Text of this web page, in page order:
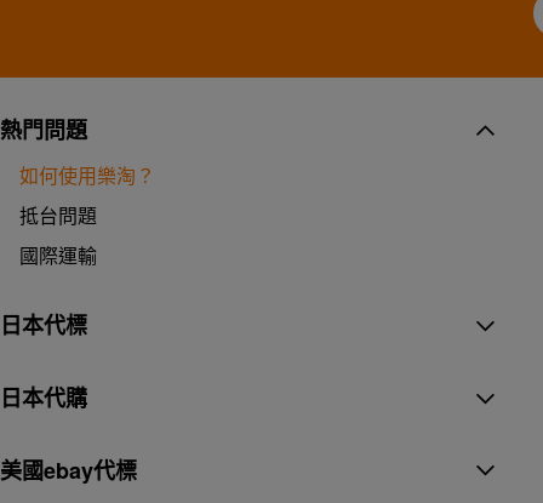
熱門問題
如何使用樂淘？
抵台問題
國際運輸
日本代標
日本代購
美國ebay代標